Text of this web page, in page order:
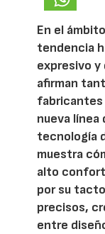
En el
tendencia
expresivo y
afirman
fabricantes
nueva línea
tecnología
muestra
alto confort
por su
precisos,
entre